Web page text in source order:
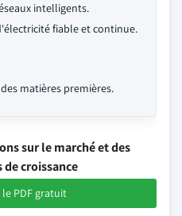
intelligents.
fiable et continue.
matières premières.
sur le marché et des
croissance
PDF gratuit